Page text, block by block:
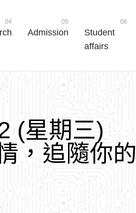
04 05
Admission
06
Student
affairs
(星期三)
， 追隨你的